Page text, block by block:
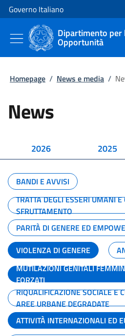
Vai al contenuto
Vai alla navigazione del sito
Governo Italiano
Dipartimento per
Opportunità
Homepage / News e media /
News
2026 2025
BANDI E AVVISI
TRATTA DEGLI ESSERI UMANI E
SFRUTTAMENTO
PARITÀ DI GENERE ED
VIOLENZA DI GENERE
MUTILAZIONI GENITALI
FORZATI
RIQUALIFICAZIONE SOCIALE E
AREE URBANE DEGRADATE
ATTIVITÀ INTERNAZIONALI ED